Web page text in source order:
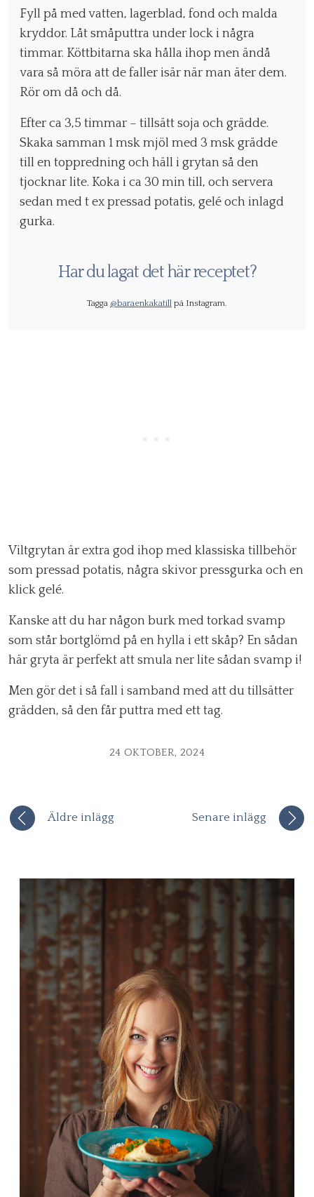
Fyll på med vatten, lagerblad, fond och malda
kryddor. Låt småputtra under lock i några
timmar. Köttbitarna ska hålla ihop men ändå
vara så möra att de faller isär när man äter dem.
Rör om då och då.
Efter ca 3,5 timmar – tillsätt soja och grädde.
Skaka samman 1 msk mjöl med 3 msk grädde
till en toppredning och häll i grytan så den
tjocknar lite. Koka i ca 30 min till, och servera
sedan med t ex pressad potatis, gelé och inlagd
gurka.
Har du lagat det här receptet?
Tagga @baraenkakatill på Instagram.
Viltgrytan är extra god ihop med klassiska tillbehör
som pressad potatis, några skivor pressgurka och en
klick gelé.
Kanske att du har någon burk med torkad svamp
som står bortglömd på en hylla i ett skåp? En sådan
här gryta är perfekt att smula ner lite sådan svamp i!
Men gör det i så fall i samband med att du tillsätter
grädden, så den får puttra med ett tag.
24 OKTOBER, 2024
Äldre inlägg Senare inlägg